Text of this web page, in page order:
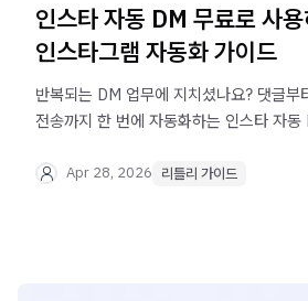
인스타 자동 DM 무료로 사
인스타그램 자동화 가이드
반복되는 DM 업무에 지치셨나요? 댓글부
전송까지 한 번에 자동화하는 인스타 자동
Apr 28, 2026 리틀리 가이드